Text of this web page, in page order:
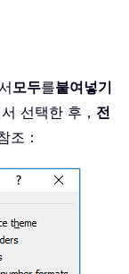
모두를붙여넣기
선택한 후， 전
조：